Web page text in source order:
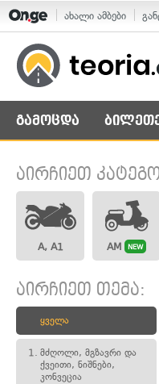
ახალი ამბები
გამოცდა
აირჩიეთ
A, A1 AM NEW
აირჩიეთ თემა:
ყველა
1. მძღოლი, მგზავრი და
ქვეითი, ნიშნები,
კონვეცია